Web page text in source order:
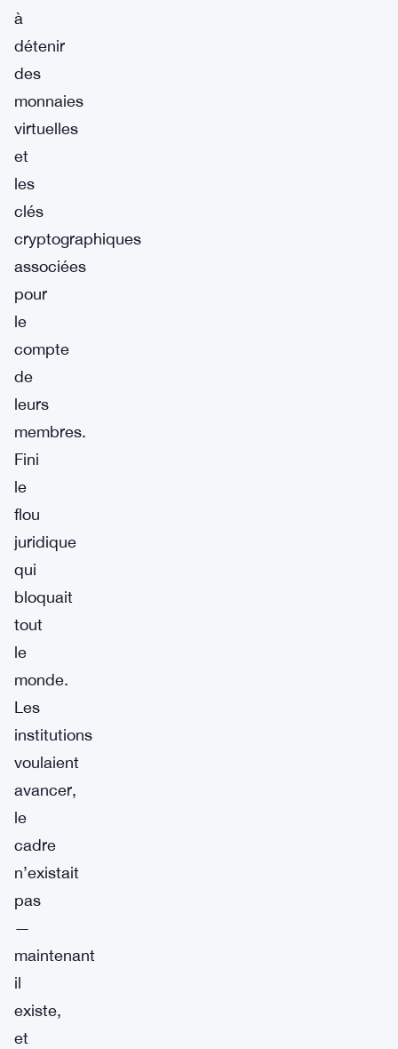
à
détenir
des
monnaies
virtuelles
et
les
clés
cryptographiques
associées
pour
le
compte
de
leurs
membres.
Fini
le
flou
juridique
qui
bloquait
tout
le
monde.
Les
institutions
voulaient
avancer,
le
cadre
n’existait
pas
—
maintenant
il
existe,
et